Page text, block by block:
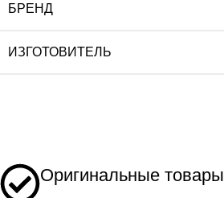
БРЕНД
ИЗГОТОВИТЕЛЬ
Оригинальные товары